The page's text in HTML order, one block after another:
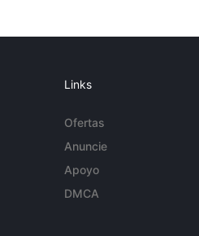
Links
Ofertas
Anuncie
Apoyo
DMCA